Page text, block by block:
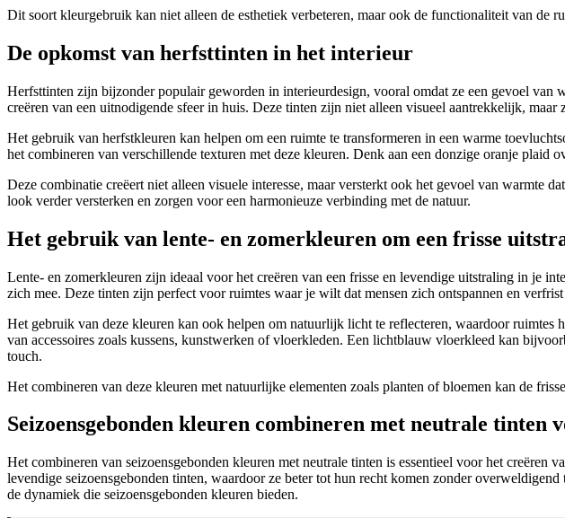
Dit soort kleurgebruik kan niet alleen de esthetiek verbeteren, maar ook de functionaliteit van de
De opkomst van herfsttinten in het interieur
Herfsttinten zijn bijzonder populair geworden in interieurdesign, vooral omdat ze een gevoel
creëren van een uitnodigende sfeer in huis. Deze tinten zijn niet alleen visueel aantrekkelijk,
Het gebruik van herfstkleuren kan helpen om een ruimte te transformeren in een warme
het combineren van verschillende texturen met deze kleuren. Denk aan een donzige oranje plaid
Deze combinatie creëert niet alleen visuele interesse, maar versterkt ook het gevoel van warmte
look verder versterken en zorgen voor een harmonieuze verbinding met de natuur.
Het gebruik van lente- en zomerkleuren om een frisse
Lente- en zomerkleuren zijn ideaal voor het creëren van een frisse en levendige uitstraling in je
zich mee. Deze tinten zijn perfect voor ruimtes waar je wilt dat mensen zich ontspannen en
Het gebruik van deze kleuren kan ook helpen om natuurlijk licht te reflecteren, waardoor
van accessoires zoals kussens, kunstwerken of vloerkleden. Een lichtblauw vloerkleed kan
touch.
Het combineren van deze kleuren met natuurlijke elementen zoals planten of bloemen kan de
Seizoensgebonden kleuren combineren met neutrale tinten
Het combineren van seizoensgebonden kleuren met neutrale tinten is essentieel voor het
levendige seizoensgebonden tinten, waardoor ze beter tot hun recht komen zonder
de dynamiek die seizoensgebonden kleuren bieden.